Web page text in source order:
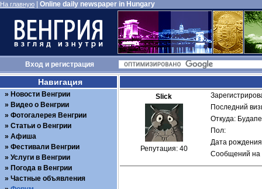
На главную Online daily newspaper in Hungary
Входи регистрация
Slick
Репутация: 40
Последний
Откуда:
Пол:
Дата
Сообщений на
Навигация
Новости Венгрии
Видео о Венгрии
Фотогалерея Венгрии
Статьи о Венгрии
Афиша
Фестивали Венгрии
Услуги в Венгрии
Погода в Венгрии
Частные объявления